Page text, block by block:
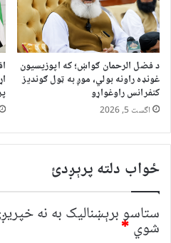
د فضل الرحمان ګواښ؛ که اپوزیسیون
غونډه راونه بولي، موږ به ټول ګوندیز
کنفرانس راوغواړو
اگست 5, 2026
ځواب دلته پرېږدئ
ستاسو برېښناليک به نه
شوي *